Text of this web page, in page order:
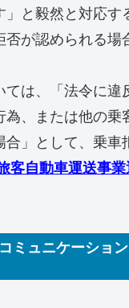
」と毅然と対応す
が認められる場
ては、「法令に違
為、または他の乗
合」として、乗車
客自動車運送事
ミュニケーショ